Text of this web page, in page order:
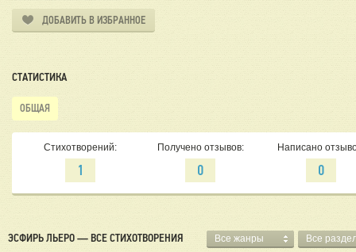
ДОБАВИТЬ В ИЗБРАННОЕ
СТАТИСТИКА
ОБЩАЯ
Стихотворений:
1
Получено отзывов:
0
Написано
0
ЭСФИРЬ ЛЬЕРО — ВСЕ СТИХОТВОРЕНИЯ Все жанры Все